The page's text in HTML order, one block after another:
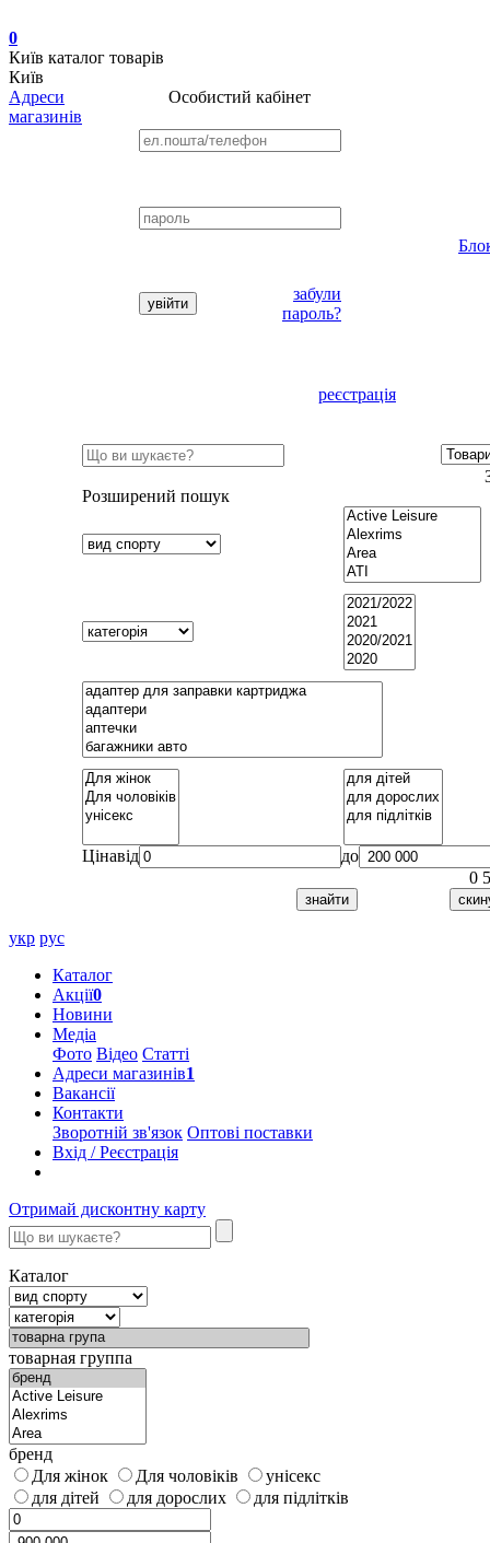
0
Київ каталог товарів
Київ
Адреси
магазинів
Особистий кабінет
забули
пароль?
реєстрація
Розширений пошук
Цінавід
до
0
укр рус
Каталог
Акції0
Новини
Медіа
Фото Відео Статті
Адреси магазинів1
Вакансії
Контакти
Зворотній зв'язок Оптові поставки
Вхід / Реєстрація
Отримай дисконтну карту
Каталог
товарная группа
бренд
Для жінок
Для чоловіків
унісекс
для дітей
для дорослих для підлітків